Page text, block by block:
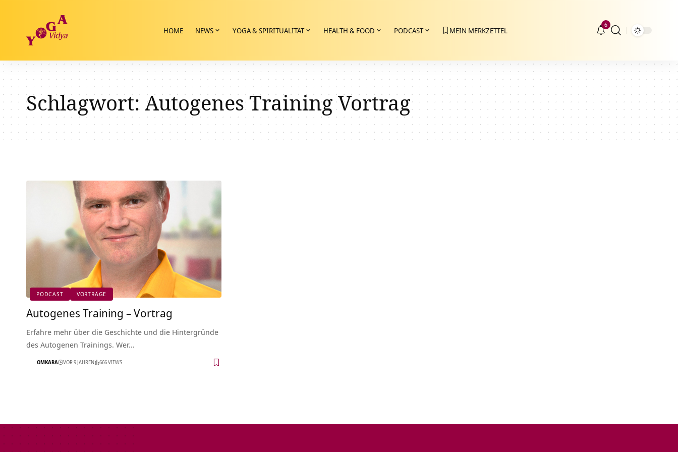
HOME NEWS YOGA & SPIRITUALITÄT HEALTH & FOOD PODCAST MEIN MERKZETTEL
6
Schlagwort:Autogenes Training Vortrag
PODCAST VORTRÄGE
Autogenes Training – Vortrag
Erfahre mehr über die Geschichte und die Hintergründe
des Autogenen Trainings. Wer…
OMKARA VOR 9 JAHREN 666 VIEWS